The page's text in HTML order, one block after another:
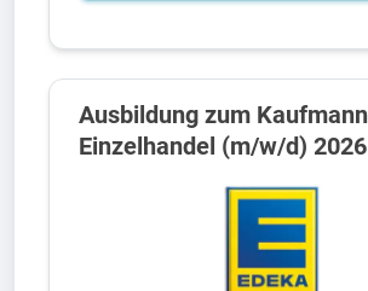
Ausbildung zum
Einzelhandel (m/w/d) 2026